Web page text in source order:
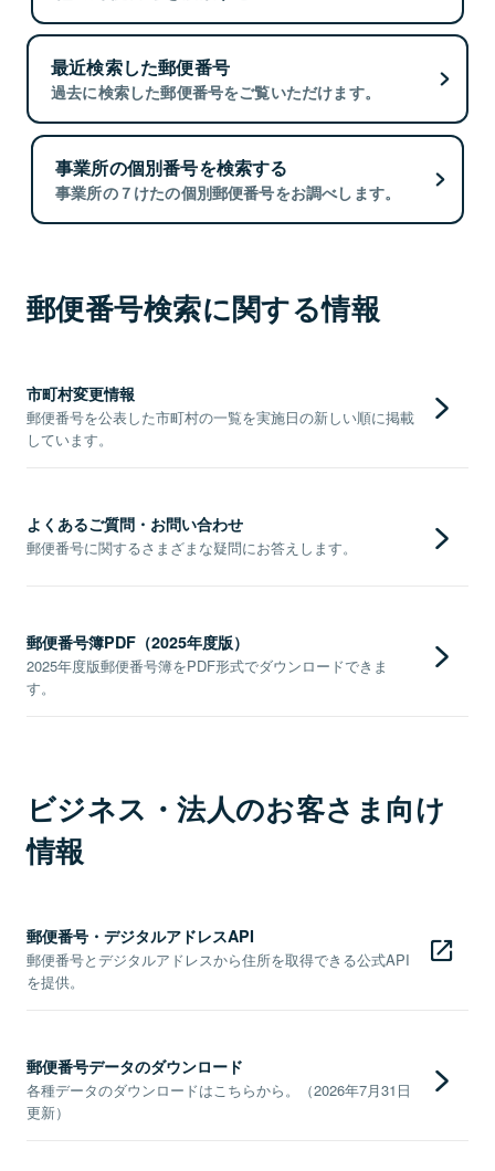
最近検索した郵便番号
過去に検索した郵便番号をご覧いただけます。
事業所の個別番号を検索する
事業所の７けたの個別郵便番号をお調べします。
郵便番号検索に関する情報
市町村変更情報
郵便番号を公表した市町村の一覧を実施日の新しい順に掲載
しています。
よくあるご質問・お問い合わせ
郵便番号に関するさまざまな疑問にお答えします。
郵便番号簿PDF（2025年度版）
2025年度版郵便番号簿をPDF形式でダウンロードできま
す。
ビジネス・法人のお客さま向け
情報
郵便番号・デジタルアドレスAPI
郵便番号とデジタルアドレスから住所を取得できる公式API
を提供。
郵便番号データのダウンロード
各種データのダウンロードはこちらから。（2026年7月31日
更新）